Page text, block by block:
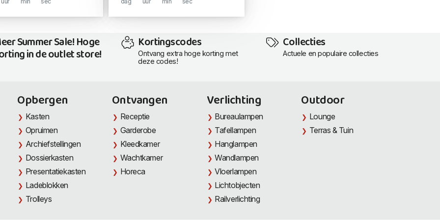
Summer Sale! Hoge
in de outlet store!
Kortingscodes
Ontvang extra hoge korting met
deze codes!
Collecties
Actuele en populaire collecties
Opbergen
Kasten
Opruimen
Archiefstellingen
Dossierkasten
Presentatiekasten
Ladeblokken
Trolleys
Ontvangen
Receptie
Garderobe
Kleedkamer
Wachtkamer
Horeca
Verlichting
Bureaulampen
Tafellampen
Hanglampen
Wandlampen
Vloerlampen
Lichtobjecten
Railverlichting
Outdoor
Lounge
Terras & Tuin